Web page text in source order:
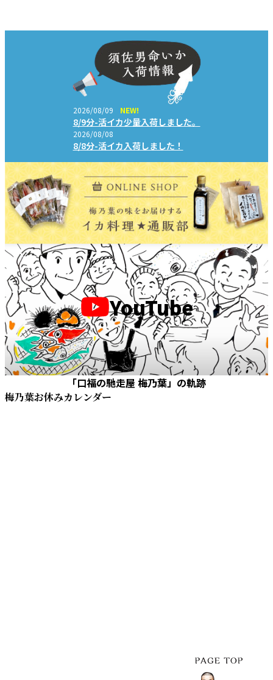
2026/08/09 NEW!
8/9分-活イカ少量入荷しました。
2026/08/08
8/8分-活イカ入荷しました！
YouTube
「口福の馳走屋 梅乃葉」の軌跡
梅乃葉お休みカレンダー